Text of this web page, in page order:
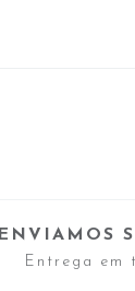
ENVIAMOS
Entrega em